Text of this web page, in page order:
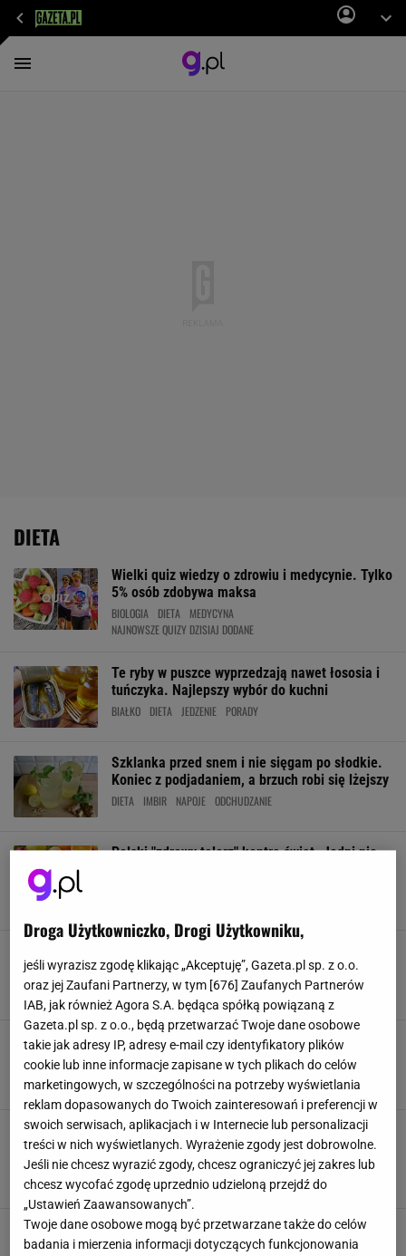
DIETA
Wielki quiz wiedzy o zdrowiu i medycynie. Tylko
5% osób zdobywa maksa
BIOLOGIA DIETA
MEDYCYNA
NAJNOWSZE QUIZY DZISIAJ DODANE
Te ryby w puszce wyprzedzają nawet łososia i
tuńczyka. Najlepszy wybór do kuchni
BIAŁKO DIETA JEDZENIE PORADY
Szklanka przed snem i nie sięgam po słodkie.
Koniec z podjadaniem, a brzuch robi się lżejszy
DIETA IMBIR NAPOJE ODCHUDZANIE
Polski "zdrowy talerz" kontra świat. Jedni nie
cały dzień. Sprawdź nasze propozycje
DIETA LUNCHBOX POSIŁKI ZDROWE JEDZENIE
Co dobrego przygotować do szkolnego
lunchboxa? Pomysły dla rodziców od rodziców
DIETA JEDZENIE LUNCH BOX ZDROWE ODŻYWIANIE
Zjedz taką kolację, a będziesz spać jak suseł.
"Mózg łatwiej rozpoznaje, że nadszedł czas na
sen"
BADANIA DIETA JEDZENIE NAUKA
Szpitalna dieta na bogato. Ministerstwo chce
karmić pacjentów krewetkami
Droga Użytkowniczko, Drogi Użytkowniku,
jeśli wyrazisz zgodę klikając „Akceptuję”, Gazeta.pl sp. z o.o.
oraz jej Zaufani Partnerzy, w tym [ 676 ] Zaufanych Partnerów
IAB, jak również Agora S.A. będąca spółką powiązaną z
Gazeta.pl sp. z o.o., będą przetwarzać Twoje dane osobowe
takie jak adresy IP, adresy e-mail czy identyfikatory plików
cookie lub inne informacje zapisane w tych plikach do celów
marketingowych, w szczególności na potrzeby wyświetlania
reklam dopasowanych do Twoich zainteresowań i preferencji w
swoich serwisach, aplikacjach i w Internecie lub personalizacji
treści w nich wyświetlanych. Wyrażenie zgody jest dobrowolne.
Jeśli nie chcesz wyrazić zgody, chcesz ograniczyć jej zakres lub
chcesz wycofać zgodę uprzednio udzieloną przejdź do
„Ustawień Zaawansowanych”.
Twoje dane osobowe mogą być przetwarzane także do celów
badania i mierzenia informacji dotyczących funkcjonowania